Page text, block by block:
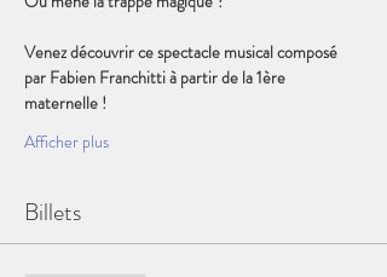
Venez découvrir ce spectacle musical composé
par Fabien Franchitti à partir de la 1ère
maternelle !
Afficher plus
Billets